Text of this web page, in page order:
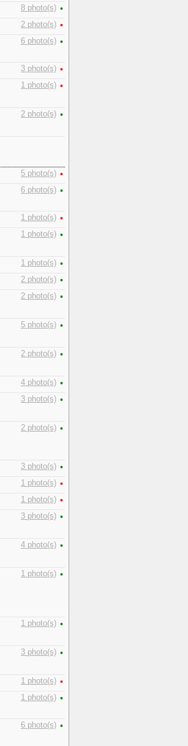
8 photo(s) •
2 photo(s) •
6 photo(s) •
3 photo(s) •
1 photo(s) •
2 photo(s) •
5 photo(s) •
6 photo(s) •
1 photo(s) •
1 photo(s) •
1 photo(s) •
2 photo(s) •
2 photo(s) •
5 photo(s) •
2 photo(s) •
4 photo(s) •
3 photo(s) •
2 photo(s) •
3 photo(s) •
1 photo(s) •
1 photo(s) •
3 photo(s) •
4 photo(s) •
1 photo(s) •
1 photo(s) •
3 photo(s) •
1 photo(s) •
1 photo(s) •
6 photo(s) •